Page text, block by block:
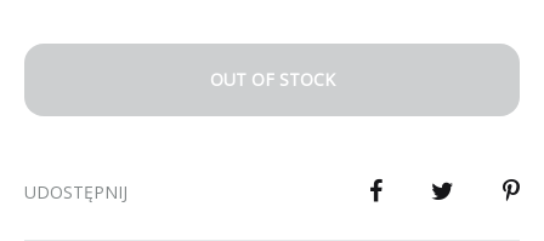
OUT OF STOCK
UDOSTĘPNIJ